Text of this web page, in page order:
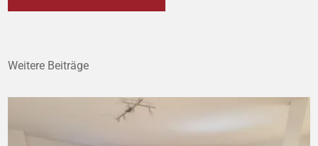
Weitere Beiträge